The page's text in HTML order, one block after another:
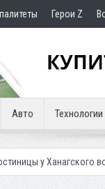
Герои Z
Авто Технологии
водопада